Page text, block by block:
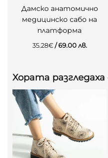
Дамско анатомично
медицинско сабо на
платформа
35.28€/ 69.00 лв.
Хората